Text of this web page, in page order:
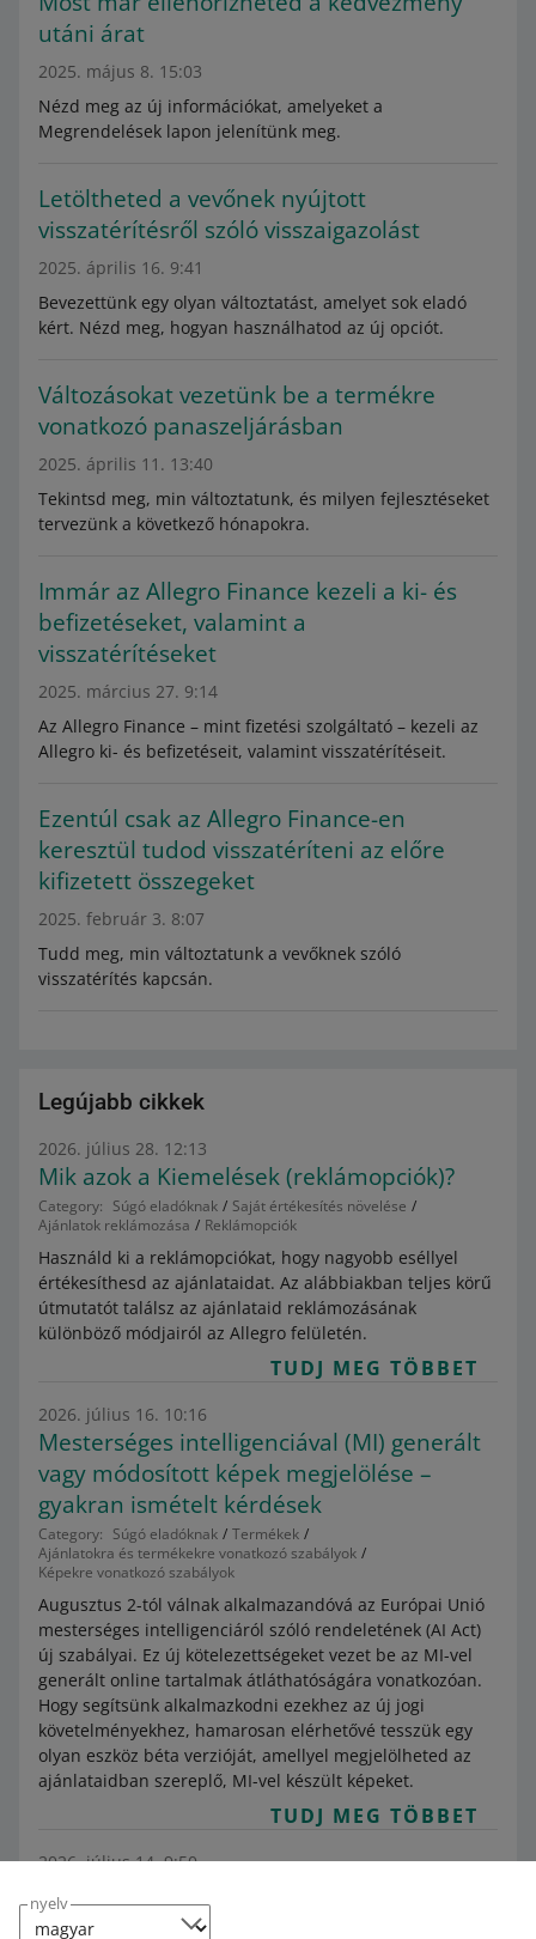
nyelv
utáni árat
2025. május 8. 15:03
Nézd meg az új információkat, amelyeket a
Megrendelések lapon jelenítünk meg.
Letöltheted a vevőnek nyújtott
visszatérítésről szóló visszaigazolást
2025. április 16. 9:41
Bevezettünk egy olyan változtatást, amelyet sok eladó
kért. Nézd meg, hogyan használhatod az új opciót.
Változásokat vezetünk be a termékre
vonatkozó panaszeljárásban
2025. április 11. 13:40
Tekintsd meg, min változtatunk, és milyen fejlesztéseket
tervezünk a következő hónapokra.
Immár az Allegro Finance kezeli a ki- és
befizetéseket, valamint a
visszatérítéseket
2025. március 27. 9:14
Az Allegro Finance – mint fizetési szolgáltató – kezeli az
Allegro ki- és befizetéseit, valamint visszatérítéseit.
Ezentúl csak az Allegro Finance-en
keresztül tudod visszatéríteni az előre
kifizetett összegeket
2025. február 3. 8:07
Tudd meg, min változtatunk a vevőknek szóló
visszatérítés kapcsán.
Legújabb cikkek
2026. július 28. 12:13
Mik azok a Kiemelések (reklámopciók)?
Category: Súgó eladóknak
Saját értékesítés növelése
Ajánlatok reklámozása
Reklámopciók
Használd ki a reklámopciókat, hogy nagyobb eséllyel
értékesíthesd az ajánlataidat. Az alábbiakban teljes körű
útmutatót találsz az ajánlataid reklámozásának
különböző módjairól az Allegro felületén.
TUDJ MEG TÖBBET
2026. július 16. 10:16
Mesterséges intelligenciával (MI) generált
vagy módosított képek megjelölése –
gyakran ismételt kérdések
Category: Súgó eladóknak
Termékek
Ajánlatokra és termékekre vonatkozó szabályok
Képekre vonatkozó szabályok
Augusztus 2-tól válnak alkalmazandóvá az Európai Unió
mesterséges intelligenciáról szóló rendeletének (AI Act)
új szabályai. Ez új kötelezettségeket vezet be az MI-vel
generált online tartalmak átláthatóságára vonatkozóan.
Hogy segítsünk alkalmazkodni ezekhez az új jogi
követelményekhez, hamarosan elérhetővé tesszük egy
olyan eszköz béta verzióját, amellyel megjelölheted az
ajánlataidban szereplő, MI-vel készült képeket.
TUDJ MEG TÖBBET
2026. július 14. 9:50
Július 14-én módosítottuk a kötelező
paramétereket egyes alkategóriákban